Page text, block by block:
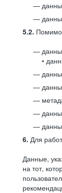
5.2. Помимо
•
6. Для
Данные,
на тот,